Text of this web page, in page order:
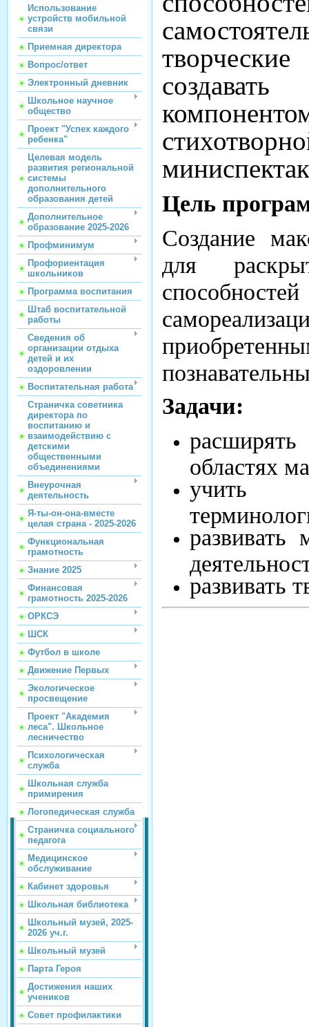
Использование
устройств мобильной
связи
Приемная директора
Вопрос/ответ
Электронный дневник
Школьное научное
общество
Проект "Успех каждого
ребенка"
Целевая модель
развития региональной
системы
дополнительного
образования детей
Дополнительное
образование 2025-2026
Профминимум
Профориентация
школьников
Программа воспитания
Штаб воспитательной
работы
Сведения об
организации отдыха
детей и их
оздоровлении
Воспитательная работа
Страничка советника
директора по
воспитанию и
взаимодействию с
детскими
общественными
объединениями
Внеурочная
деятельность
Я-ты-он-она-вместе
целая страна - 2025-2026
Функциональная
грамотность
Знание 2025
Финансовая
грамотность 2025-2026
ОРКСЭ
ШСК
Футбол в школе
Движение Первых
Экологическое
просвещение
Проект "Академия
леса". Школьное
лесничество
Психологическая
служба
Школьная служба
примирения
Логопедическая служба
Страничка социального
педагога
Медицинское
обслуживание
Кабинет здоровья
Школьная библиотека
Школьный музей, 2025-
2026 уч.г.
Школьный музей
Парта Героя
Достижения наших
учеников
Совет профилактики
Цель
Создание
для
Задачи:
областях
учить
развивать
развивать